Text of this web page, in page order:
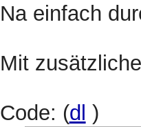
Na einfach
Mit
Code: (dl )